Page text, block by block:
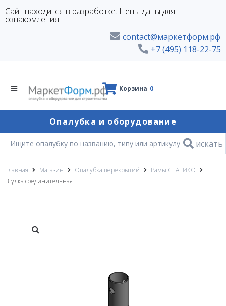
Сайт находится в разработке. Цены даны для
ознакомления.
contact@маркетформ.рф
+7 (495) 118-22-75
Корзина 0
Опалубка и оборудование
искать
Главная Магазин Опалубка перекрытий
Рамы СТАТИКО
Втулка соединительная